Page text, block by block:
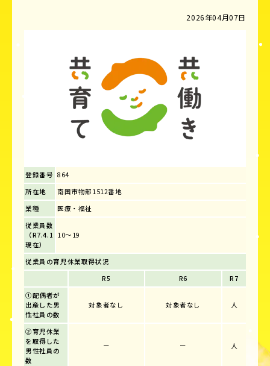
2026年04月07日
登録番号 864
所在地
南国市物部1512番地
業種
医療・福祉
従業員数
（R7.4.1
現在）
10～19
従業員の育児休業取得状況
R5
R6
R7
①配偶者が
出産した男
性社員の数
対象者なし 対象者なし 人
②育児休業
を取得した
男性社員の
数
ー ー 人